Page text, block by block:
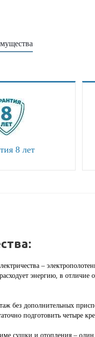
8 лет
–
энергию, в отличие
без дополнительных
подготовить четыре
сушки и отопления –